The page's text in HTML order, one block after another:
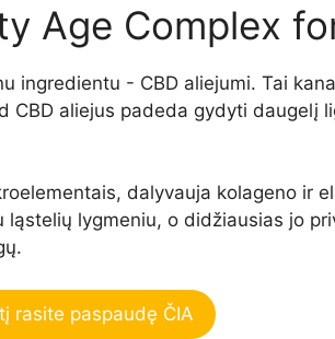
Age Complex
ingredientu - CBD aliejumi. Tai
aliejus padeda gydyti daugelį
dalyvauja kolageno ir
lygmeniu, o didžiausias jo
rasite paspaudę ČIA